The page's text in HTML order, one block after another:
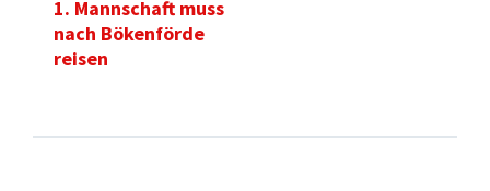
1. Mannschaft muss
nach Bökenförde
reisen